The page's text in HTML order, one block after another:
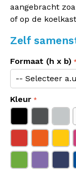
aangebracht
of op de
Zelf
Formaat (h x b)
Kleur